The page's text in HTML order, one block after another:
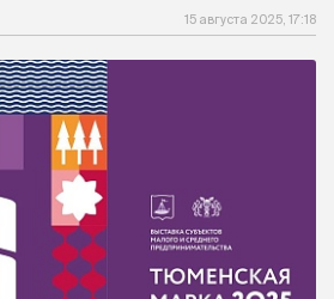
15 августа 2025, 17:18